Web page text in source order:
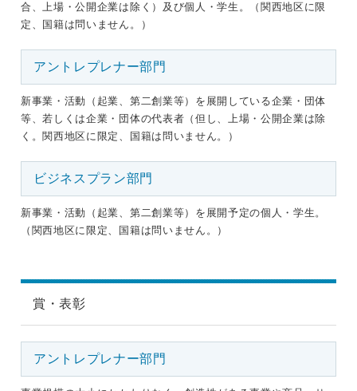
合、上場・公開企業は除く）及び個人・学生。（関西地区に限
定、国籍は問いません。）
アントレプレナー部門
新事業・活動（起業、第二創業等）を展開している企業・団体
等、若しくは企業・団体の代表者（但し、上場・公開企業は除
く。関西地区に限定、国籍は問いません。）
ビジネスプラン部門
新事業・活動（起業、第二創業等）を展開予定の個人・学生。
（関西地区に限定、国籍は問いません。）
賞・表彰
アントレプレナー部門